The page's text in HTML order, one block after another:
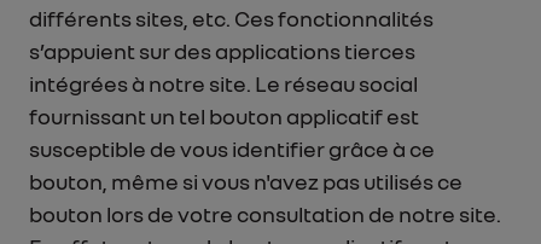
différents sites, etc. Ces fonctionnalités
s’appuient sur des applications tierces
intégrées à notre site. Le réseau social
fournissant un tel bouton applicatif est
susceptible de vous identifier grâce à ce
bouton, même si vous n'avez pas utilisés ce
bouton lors de votre consultation de notre site.